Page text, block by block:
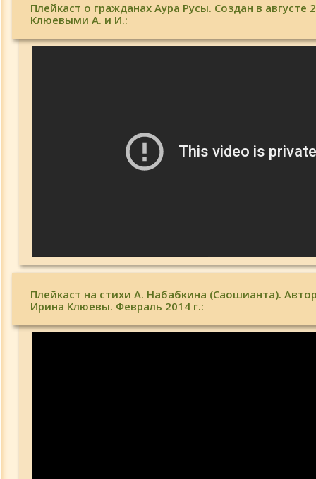
Плейкаст о гражданах Аура Русы. Создан в августе
Клюевыми А. и И.:
Плейкаст на стихи А. Набабкина (Саошианта).
Ирина Клюевы. Февраль 2014 г.: